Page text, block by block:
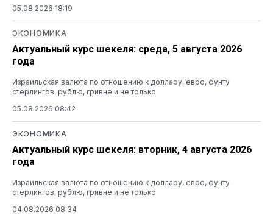
05.08.2026 18:19
ЭКОНОМИКА
Актуальный курс шекеля: среда, 5 августа 2026
года
Израильская валюта по отношению к доллару, евро, фунту
стерлингов, рублю, гривне и не только
05.08.2026 08:42
ЭКОНОМИКА
Актуальный курс шекеля: вторник, 4 августа 2026
года
Израильская валюта по отношению к доллару, евро, фунту
стерлингов, рублю, гривне и не только
04.08.2026 08:34